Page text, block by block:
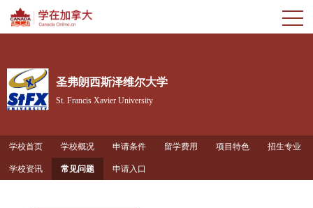
圣弗朗西斯泽维尔大学
St. Francis Xavier University
学校首页 学校概况 申请条件 留学费用 项目特色 招生专业
学校资讯 常见问题 申请入口